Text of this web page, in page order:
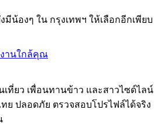
งมีน้องๆ ใน กรุงเทพฯ ให้เลือกอีกเพียบ
านใกล้คุณ
ที่ยว เพื่อนทานข้าว และสาวไซด์ไลน์
ย ปลอดภัย ตรวจสอบโปรไฟล์ได้จริง